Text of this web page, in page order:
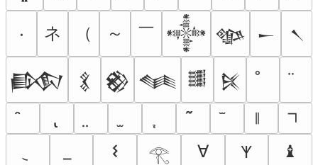
٠ ネ （ ～ ￣ 𒀱 𒀲 𒀸 𒀹
𒁃 𒃽 𒆙 𒈝 𒌃 𒍮
𐌔 𓂀 ∀ 𐊵 ♝